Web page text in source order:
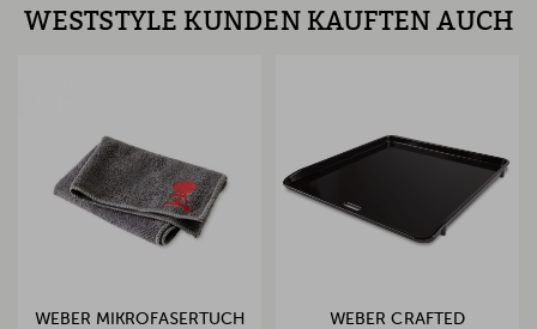
WESTSTYLE KUNDEN KAUFTEN AUCH
WEBER MIKROFASERTUCH
WEBER CRAFTED